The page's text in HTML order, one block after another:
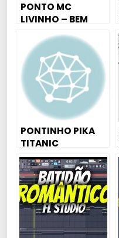
PONTO MC
LIVINHO – BEM
PONTINHO PIKA
TITANIC